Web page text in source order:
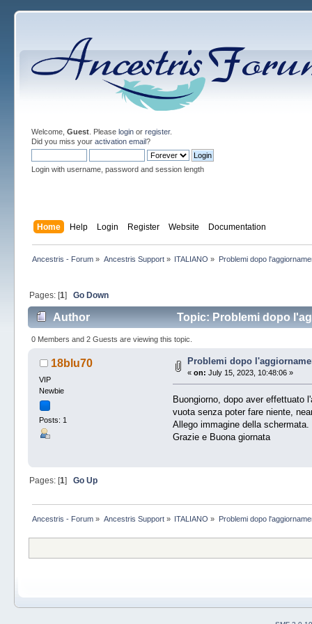
Welcome, Guest. Please loginor register.
Did you miss your activation email?
Login with username, password and session length
Home Help Login Register Website Documentation
Ancestris - Forum » Ancestris Support» ITALIANO » Problemi dopo
Pages: [1] Go Down
Author Topic: Problemi dopo
0 Members and 2 Guests are viewing this topic.
18blu70
VIP
Newbie
Posts: 1
Problemi dopo
«on: July 15, 2023, 10:48:06 »
Buongiorno, dopo aver effettuato
vuota senza poter fare niente,
Allego immagine della schermata.
Grazie e Buona giornata
Pages: [1] Go Up
Ancestris - Forum » Ancestris Support» ITALIANO » Problemi dopo